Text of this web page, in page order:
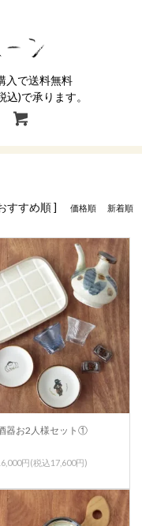
入で送料無料
)で承ります。
すすめ順 ] 価格順 新着順
器お2人様セット①
円(税込17,600円)